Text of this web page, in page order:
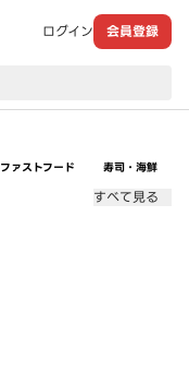
ログイン 会員登録
ファストフード 寿司・海鮮
すべて見る